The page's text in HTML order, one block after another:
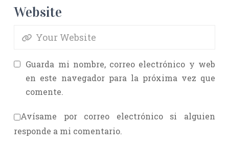
Website
Guarda mi nombre, correo electrónico y web
en este navegador para la próxima vez que
comente.
Avísame por correo electrónico si alguien
responde a mi comentario.